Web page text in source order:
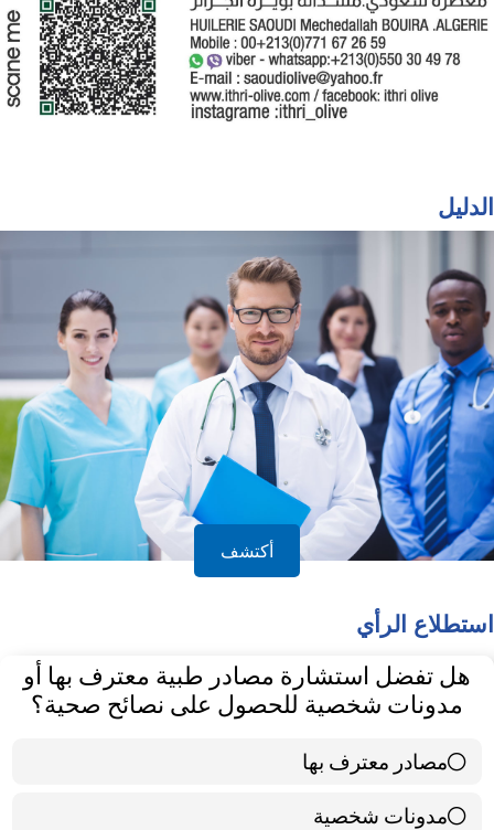
الدليل
أكتشف
استطلاع الرأي
هل تفضل استشارة مصادر طبية معترف بها أو
مدونات شخصية للحصول على نصائح صحية؟
مصادر معترف بها
39 ( 65 % )
مدونات شخصية
21 ( 35 % )